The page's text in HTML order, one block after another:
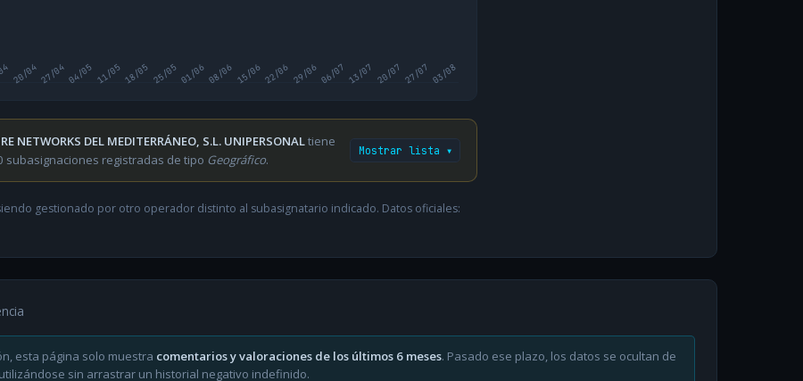
20/0427/0404/05 11/0518/05 25/0501/0608/06 15/0622/06 29/0606/07 13/07 20/07 27/07 03/08
NETWORKS DEL MEDITERRÁNEO, S.L. UNIPERSONALtiene
subasignaciones registradas de tipo Geográfico.
Mostrar lista ▾
gestionado por otro operador distinto al subasignatario indicado. Datos oficiales:
esta página solo muestra comentarios y valoraciones de los últimos 6 meses. Pasado ese plazo, los datos se ocultan de
sin arrastrar un historial negativo indefinido.